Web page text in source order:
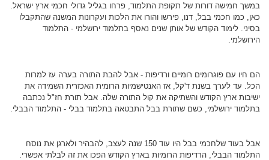
במשך חמישה דורות של תקופת התלמוד, פרחו בגליל גדולי חכמי ארץ ישראל.
כאן, כמו חכמי בבל, דנו, פירשו והורו את הלכות ועקרונות המשנה שהתקבלו
בסיני. לימוד הקודש של אותן שנים נאסף בתלמוד ירושלמי - התלמוד
הירושלמי.
הם חיו עם פוגרומים רומיים ורדיפות - אבל להבת התורה בערה עז למרות
הכל. עד לערך בשנת ד'קל, אז האנטישמיות הרומית האכזרית השמידה את
ישיבות ארץ הקודש והשתיקה את קול התורה שלה. אבל תורת חז"ל נכתבה
בתלמוד ירושלמי, כשם שתורת בבל התבטאה בתלמוד בבלי - התלמוד הבבלי.
אבל בעוד שלחכמי בבל היו עוד 150 שנה לעצב, להבהיר ולארגן את נוסח
התלמוד הבבלי, הרדיפות הרומיות בארץ הקודש הפכו את זה לבלתי אפשרי.